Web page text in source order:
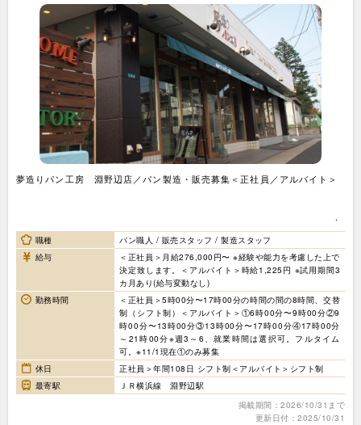
夢造りパン工房 淵野辺店／パン製造・販売募集＜正社員／アルバイト＞
職種
パン職人 / 販売スタッフ / 製造スタッフ
給与
＜正社員＞月給276,000円〜 ※経験や能力を考慮した上で
決定致します。＜アルバイト＞時給1,225円 ※試用期間3
カ月あり(給与変動なし)
勤務時間
＜正社員＞5時00分〜17時00分の時間の間の8時間、交替
制（シフト制）＜アルバイト＞①6時00分〜9時00分②9
時00分〜13時00分③13時00分〜17時00分④17時00分
～21時00分※週3～6、就業時間は選択可。フルタイム
可。※11/1現在①のみ募集
休日
正社員＞年間108日 シフト制＜アルバイト＞シフト制
最寄駅
ＪＲ横浜線 淵野辺駅
掲載期間：2026/10/31まで
更新日付：2025/10/31